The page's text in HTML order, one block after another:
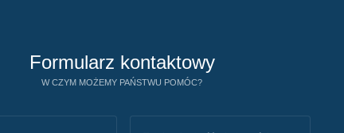
Formularz kontaktowy
W CZYM MOŻEMY PAŃSTWU POMÓC?